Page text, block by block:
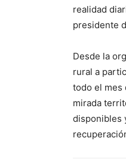
realidad
presidente
Desde la
rural a
todo el mes
mirada
disponibles